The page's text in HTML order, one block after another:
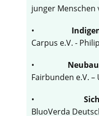
junger Menschen
•
Carpus e.V. -
•
Fairbunden e.V. –
•
BluoVerda